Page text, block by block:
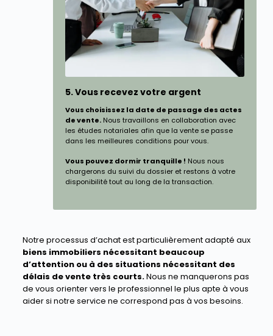
5. Vous recevez votre argent
Vous choisissez la date de passage des actes
de vente.Nous travaillons en collaboration avec
les études notariales afin que la vente se passe
dans les meilleures conditions pour vous.
Vous pouvez dormir tranquille ! Nous nous
chargerons du suivi du dossier et restons à votre
disponibilité tout au long de la transaction.
Notre processus d’achat est particulièrement adapté aux
biens immobiliers nécessitant beaucoup
d’attention ou à des situations nécessitant des
délais de vente très courts.Nous ne manquerons pas
de vous orienter vers le professionnel le plus apte à vous
aider si notre service ne correspond pas à vos besoins.